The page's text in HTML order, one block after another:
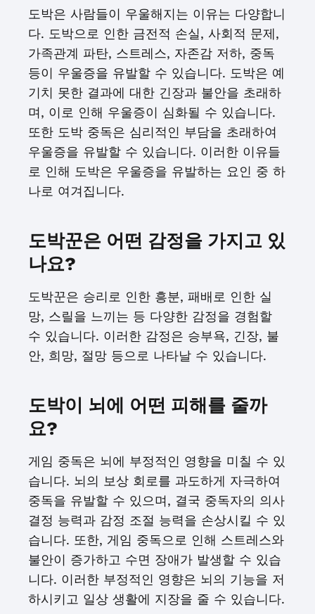
도박은 사람들이 우울해지는 이유는 다양합니
다. 도박으로 인한 금전적 손실, 사회적 문제,
가족관계 파탄, 스트레스, 자존감 저하, 중독
등이 우울증을 유발할 수 있습니다. 도박은 예
기치 못한 결과에 대한 긴장과 불안을 초래하
며, 이로 인해 우울증이 심화될 수 있습니다.
또한 도박 중독은 심리적인 부담을 초래하여
우울증을 유발할 수 있습니다. 이러한 이유들
로 인해 도박은 우울증을 유발하는 요인 중 하
나로 여겨집니다.
도박꾼은 어떤 감정을 가지고 있
나요?
도박꾼은 승리로 인한 흥분, 패배로 인한 실
망, 스릴을 느끼는 등 다양한 감정을 경험할
수 있습니다. 이러한 감정은 승부욕, 긴장, 불
안, 희망, 절망 등으로 나타날 수 있습니다.
도박이 뇌에 어떤 피해를 줄까
요?
게임 중독은 뇌에 부정적인 영향을 미칠 수 있
습니다. 뇌의 보상 회로를 과도하게 자극하여
중독을 유발할 수 있으며, 결국 중독자의 의사
결정 능력과 감정 조절 능력을 손상시킬 수 있
습니다. 또한, 게임 중독으로 인해 스트레스와
불안이 증가하고 수면 장애가 발생할 수 있습
니다. 이러한 부정적인 영향은 뇌의 기능을 저
하시키고 일상 생활에 지장을 줄 수 있습니다.